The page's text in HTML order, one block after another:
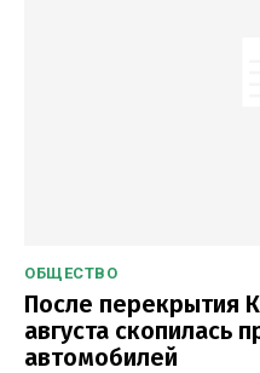
ОБЩЕСТВО
После перекрытия
августа скопилась
автомобилей